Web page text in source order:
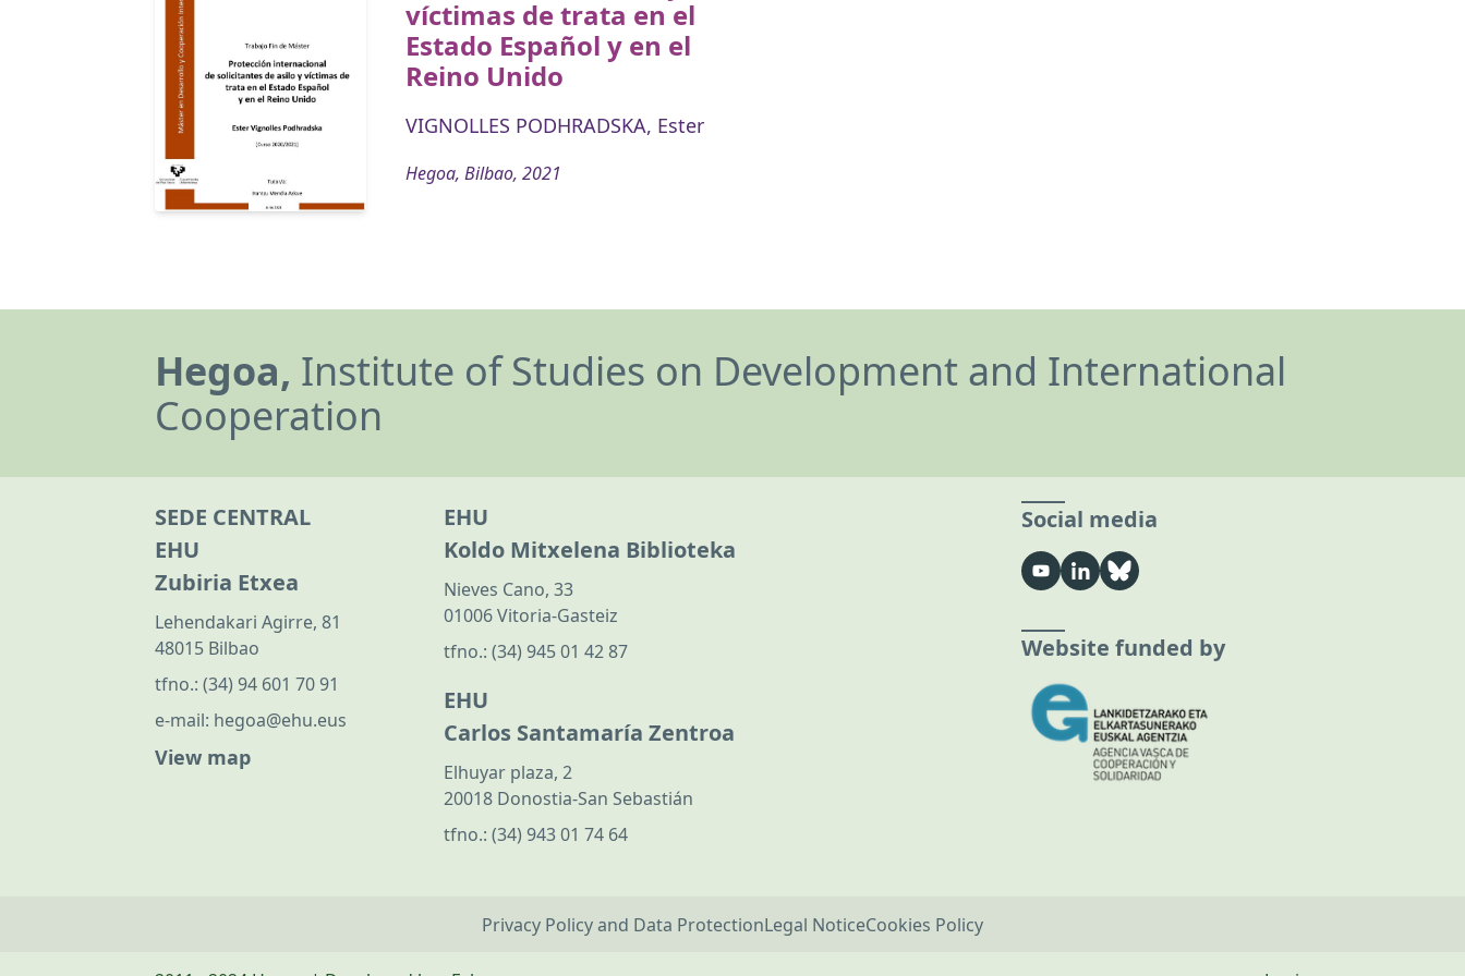
víctimas de trata en el
Estado Español y en el
Reino Unido
VIGNOLLES PODHRADSKA, Ester
Hegoa, Bilbao, 2021
Hegoa, Institute of Studies on Development and International
Cooperation
SEDE CENTRAL
EHU
Zubiria Etxea
Lehendakari Agirre, 81
48015 Bilbao
tfno.: (34) 94 601 70 91
e-mail: hegoa@ehu.eus
View map
EHU
Koldo Mitxelena Biblioteka
Nieves Cano, 33
01006 Vitoria-Gasteiz
tfno.: (34) 945 01 42 87
EHU
Carlos Santamaría Zentroa
Elhuyar plaza, 2
20018 Donostia-San Sebastián
tfno.: (34) 943 01 74 64
Social media
Website funded by
Privacy Policy and Data ProtectionLegal NoticeCookies Policy